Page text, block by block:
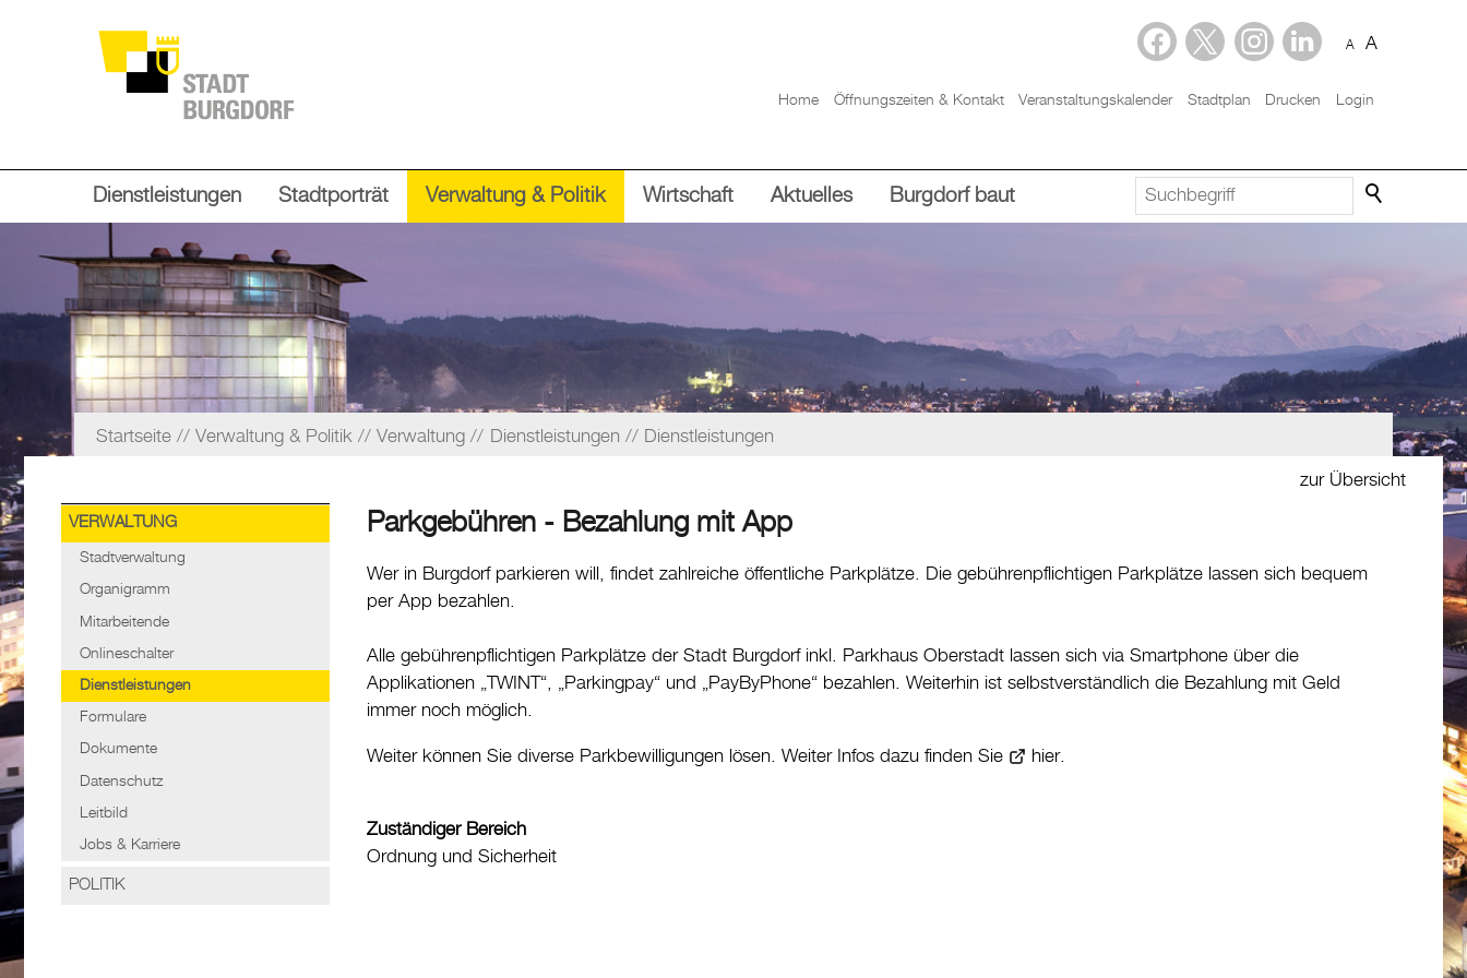
A A
Home Öffnungszeiten & Kontakt Veranstaltungskalender Stadtplan Drucken Login
Dienstleistungen Stadtporträt Verwaltung & Politik Wirtschaft Aktuelles Burgdorf baut
Startseite Verwaltung & Politik Verwaltung Dienstleistungen Dienstleistungen
VERWALTUNG
Stadtverwaltung
Organigramm
Mitarbeitende
Onlineschalter
Dienstleistungen
Formulare
Dokumente
Datenschutz
Leitbild
Jobs & Karriere
POLITIK
zur Übersicht
Parkgebühren - Bezahlung mit App
Wer in Burgdorf parkieren will, findet zahlreiche öffentliche Parkplätze. Die gebührenpflichtigen Parkplätze lassen sich bequem
per App bezahlen.
Alle gebührenpflichtigen Parkplätze der Stadt Burgdorf inkl. Parkhaus Oberstadt lassen sich via Smartphone über die
Applikationen „TWINT“, „Parkingpay“ und „PayByPhone“ bezahlen. Weiterhin ist selbstverständlich die Bezahlung mit Geld
immer noch möglich.
Weiter können Sie diverse Parkbewilligungen lösen. Weiter Infos dazu finden Sie hier.
Zuständiger Bereich
Ordnung und Sicherheit